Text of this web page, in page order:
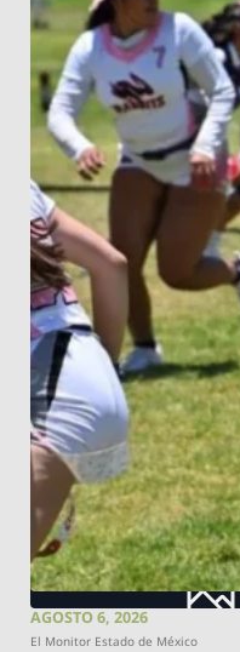
AGOSTO 6, 2026
El Monitor Estado de México